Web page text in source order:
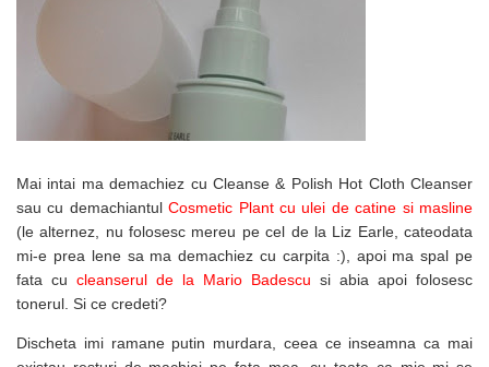
Mai intai ma demachiez cu Cleanse & Polish Hot Cloth Cleanser
sau cu demachiantulCosmetic Plant cu ulei de catine si masline
(le alternez, nu folosesc mereu pe cel de la Liz Earle, cateodata
mi-e prea lene sa ma demachiez cu carpita :), apoi ma spal pe
fata cu cleanserul de la Mario Badescu si abia apoi folosesc
tonerul. Si ce credeti?
Discheta imi ramane putin murdara, ceea ce inseamna ca mai